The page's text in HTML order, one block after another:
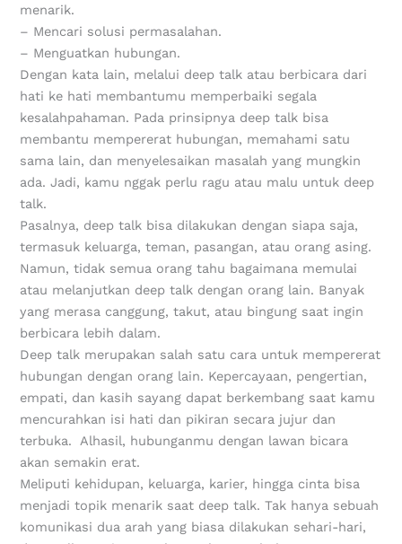
menarik.
– Mencari solusi permasalahan.
– Menguatkan hubungan.
Dengan kata lain, melalui deep talk atau berbicara dari
hati ke hati membantumu memperbaiki segala
kesalahpahaman. Pada prinsipnya deep talk bisa
membantu mempererat hubungan, memahami satu
sama lain, dan menyelesaikan masalah yang mungkin
ada. Jadi, kamu nggak perlu ragu atau malu untuk deep
talk.
Pasalnya, deep talk bisa dilakukan dengan siapa saja,
termasuk keluarga, teman, pasangan, atau orang asing.
Namun, tidak semua orang tahu bagaimana memulai
atau melanjutkan deep talk dengan orang lain. Banyak
yang merasa canggung, takut, atau bingung saat ingin
berbicara lebih dalam.
Deep talk merupakan salah satu cara untuk mempererat
hubungan dengan orang lain. Kepercayaan, pengertian,
empati, dan kasih sayang dapat berkembang saat kamu
mencurahkan isi hati dan pikiran secara jujur dan
terbuka. Alhasil, hubunganmu dengan lawan bicara
akan semakin erat.
Meliputi kehidupan, keluarga, karier, hingga cinta bisa
menjadi topik menarik saat deep talk. Tak hanya sebuah
komunikasi dua arah yang biasa dilakukan sehari-hari,